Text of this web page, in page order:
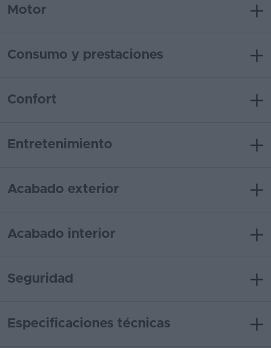
Motor
Consumo y prestaciones
Confort
Entretenimiento
Acabado exterior
Acabado interior
Seguridad
Especificaciones técnicas